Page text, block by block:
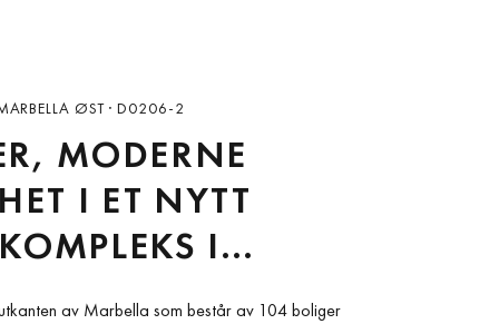
ØST · D0206-2
MODERNE
I ET NYTT
I
av Marbella som består av 104 boliger